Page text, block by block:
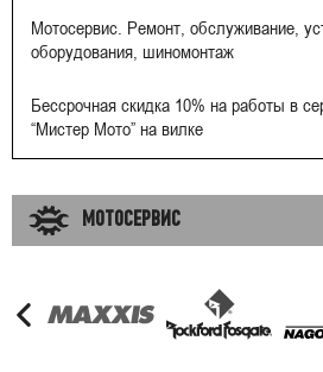
Мотосервис. Ремонт, обслуживание,
оборудования, шиномонтаж
Бессрочная скидка 10% на работы в
“Мистер Мото” на вилке
МОТОСЕРВИС